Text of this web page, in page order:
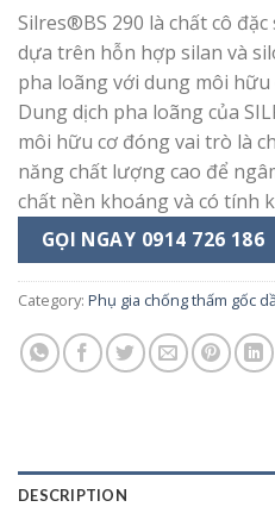
Silres®BS 290 là chất cô
dựa trên hỗn hợp silan và
pha loãng với dung môi hữu
Dung dịch pha loãng của
môi hữu cơ đóng vai trò là
năng chất lượng cao để
chất nền khoáng và có tính
GỌI NGAY 0914 726 186
Category: Phụ gia chống thấm gốc
DESCRIPTION